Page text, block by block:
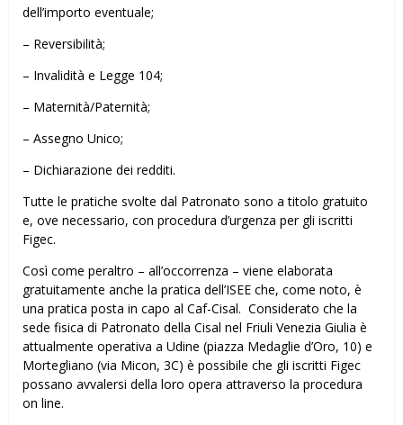
dell’importo eventuale;
– Reversibilità;
– Invalidità e Legge 104;
– Maternità/Paternità;
– Assegno Unico;
– Dichiarazione dei redditi.
Tutte le pratiche svolte dal Patronato sono a titolo gratuito
e, ove necessario, con procedura d’urgenza per gli iscritti
Figec.
Così come peraltro – all’occorrenza – viene elaborata
gratuitamente anche la pratica dell’ISEE che, come noto, è
una pratica posta in capo al Caf-Cisal. Considerato che la
sede fisica di Patronato della Cisal nel Friuli Venezia Giulia è
attualmente operativa a Udine (piazza Medaglie d’Oro, 10) e
Mortegliano (via Micon, 3C) è possibile che gli iscritti Figec
possano avvalersi della loro opera attraverso la procedura
on line.